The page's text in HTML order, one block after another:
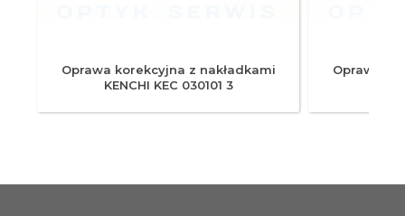
Oprawa korekcyjna z nakładkami
KENCHI KEC 030101 3
Oprawa